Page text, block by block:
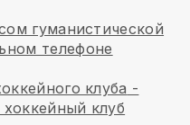
гуманистической
телефоне
клуба -
клуб